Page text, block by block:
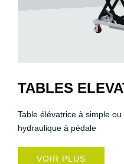
TABLES
Table élévatrice à simple
hydraulique à pédale
VOIR PLUS